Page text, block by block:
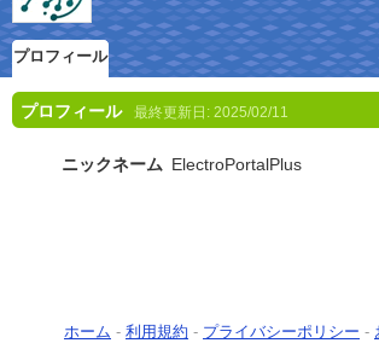
プロフィール
プロフィール 最終更新日: 2025/02/11
ニックネーム ElectroPortalPlus
ホーム - 利用規約 - プライバシーポリシー -